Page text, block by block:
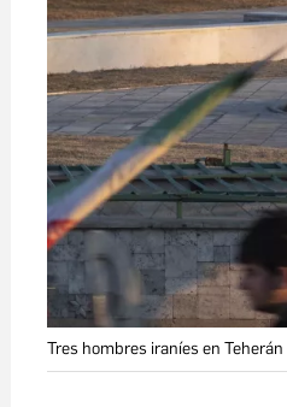
Tres hombres iraníes en Teherán